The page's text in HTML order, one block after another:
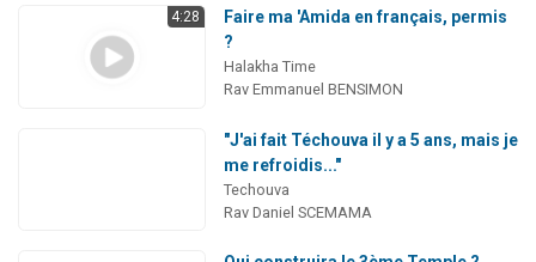
4:28
Faire ma 'Amida en français, permis
?
Halakha Time
Rav Emmanuel BENSIMON
"J'ai fait Téchouva il y a 5 ans, mais je
me refroidis..."
Techouva
Rav Daniel SCEMAMA